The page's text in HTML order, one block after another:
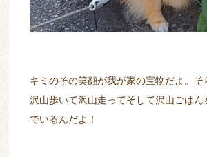
キミのその笑顔が我が家の宝物だよ。そ
沢山歩いて沢山走ってそして沢山ごはん
でいるんだよ！